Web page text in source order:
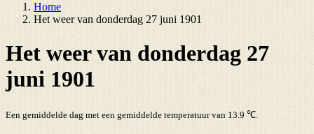
Home
Het weer van donderdag 27 juni 1901
Het weer van donderdag 27
juni 1901
Een gemiddelde dag met een gemiddelde temperatuur van 13.9 ℃.